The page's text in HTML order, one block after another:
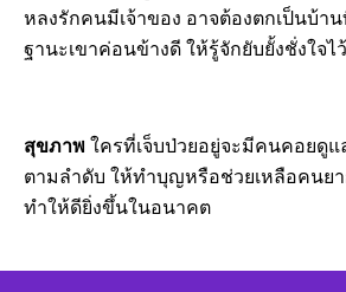
หลงรักคนมีเจ้าของ อาจต้องตกเป็นบ้าน
ฐานะเขาค่อนข้างดี ให้รู้จักยับยั้งชั่งใจไว้
สุขภาพ ใครที่เจ็บป่วยอยู่จะมีคนคอยดู
ตามลำดับ ให้ทำบุญหรือช่วยเหลือคนยา
ทำให้ดียิ่งขึ้นในอนาคต